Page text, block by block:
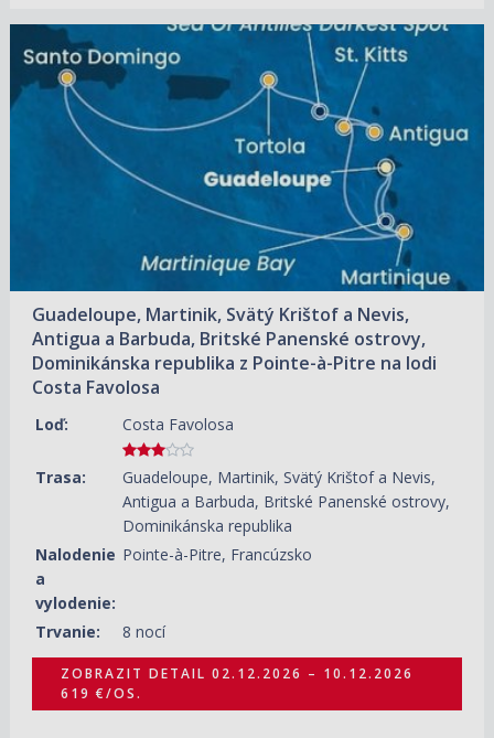
Guadeloupe, Martinik, Svätý Krištof a Nevis,
Antigua a Barbuda, Britské Panenské ostrovy,
Dominikánska republika z Pointe-à-Pitre na lodi
Costa Favolosa
Loď: Costa Favolosa
Trasa:
Guadeloupe, Martinik, Svätý Krištof a Nevis,
Antigua a Barbuda, Britské Panenské ostrovy,
Dominikánska republika
Nalodenie
a
vylodenie:
Pointe-à-Pitre, Francúzsko
Trvanie: 8 nocí
ZOBRAZIT DETAIL
02.12.2026 – 10.12.2026
619 €/OS.
ZOBRAZIT DETAIL 02.12.2026 – 10.12.2026
619 €/OS.